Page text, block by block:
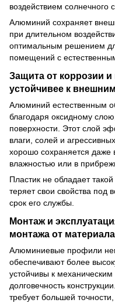
воздействием солнечного
Алюминий сохраняет
при длительном
оптимальным решением
помещений с
Защита от коррозии
устойчивее к
Алюминий естественным
благодаря оксидному
поверхности. Этот слой
влаги, солей и
хорошо сохраняется
влажностью или в
Пластик не обладает
теряет свои свойства под
срок его службы.
Монтаж и
монтажа от
Алюминиевые профили
обеспечивают более
устойчивы к
долговечность
требует большей